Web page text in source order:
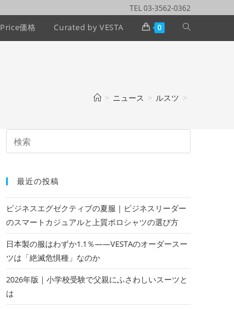
TEL 03-3562-0362
Price価格 Curated by VESTA 0
> ニュース > ルスツ >
最近の投稿
ビジネスエグゼクティブの夏服｜ビジネスリーダー
のスマートカジュアルと上質ポロシャツの選び方
日本製の服はわずか1.1％——VESTAのオーダースー
ツは「絶滅危惧種」なのか
2026年版｜小学校受験で父親にふさわしいスーツと
は